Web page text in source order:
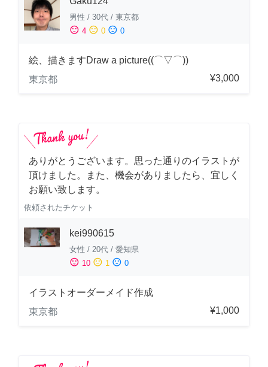
男性 / 30代 / 東京都
sentiment_satisfied 4 sentiment_neutral 0 sentiment_dissatisfied 0
絵、描きますDraw a picture((⌒▽⌒))
東京都
¥3,000
ありがとうございます。思った通りのイラストが
頂けました。また、機会がありましたら、宜しく
お願い致します。
依頼されたチケット
kei990615
女性 / 20代 / 愛知県
sentiment_satisfied 10 sentiment_neutral 1 sentiment_dissatisfied 0
イラストオーダーメイド作成
東京都
¥1,000